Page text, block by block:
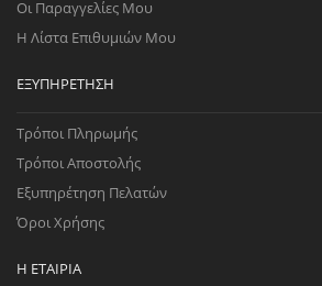
Οι Παραγγελίες Μου
Η Λίστα Επιθυμιών Μου
ΕΞΥΠΗΡΈΤΗΣΗ
Τρόποι Πληρωμής
Τρόποι Αποστολής
Εξυπηρέτηση Πελατών
Όροι Χρήσης
Η ΕΤΑΙΡΊΑ